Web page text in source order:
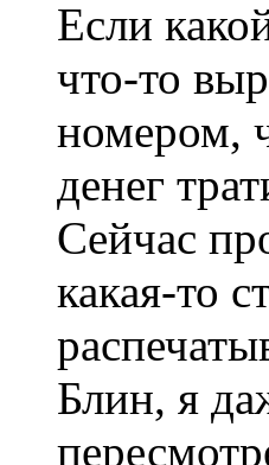
Если
что-то
номером,
денег
Сейчас
какая-то
Блин, я